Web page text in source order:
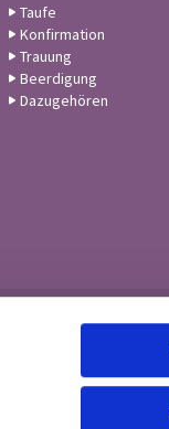
Taufe
Konfirmation
Trauung
Beerdigung
Dazugehören